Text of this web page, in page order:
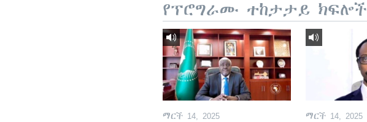
የፕሮግራሙ ተከታታይ ክፍሎች
ማርች 14, 2025 ማርች 14, 2025